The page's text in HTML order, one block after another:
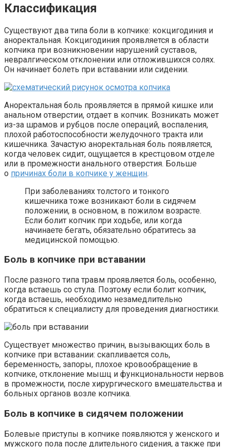
Классификация
Существуют два типа боли в копчике: кокцигодиния и
аноректальная. Кокцигодиния проявляется в области
копчика при возникновении нарушений суставов,
невралгическом отклонении или отложившихся солях.
Он начинает болеть при вставании или сидении.
Аноректальная боль проявляется в прямой кишке или
анальном отверстии, отдает в копчик. Возникать может
из-за шрамов и рубцов после операций, воспаления,
плохой работоспособности желудочного тракта или
кишечника. Зачастую аноректальная боль появляется,
когда человек сидит, ощущается в крестцовом отделе
или в промежности анального отверстия. Больше
о причинах боли в копчике у женщин.
При заболеваниях толстого и тонкого
кишечника тоже возникают боли в сидячем
положении, в основном, в пожилом возрасте.
Если болит копчик при ходьбе, или когда
начинаете бегать, обязательно обратитесь за
медицинской помощью.
Боль в копчике при вставании
После разного типа травм проявляется боль, особенно,
когда встаешь со стула. Поэтому если болит копчик,
когда встаешь, необходимо незамедлительно
обратиться к специалисту для проведения диагностики.
Существует множество причин, вызывающих боль в
копчике при вставании: скапливается соль,
беременность, запоры, плохое кровообращение в
копчике, отклонение мышц и функциональности нервов
в промежности, после хирургического вмешательства и
больных органов возле копчика.
Боль в копчике в сидячем положении
Болевые приступы в копчике появляются у женского и
мужского пола после длительного сидения, а также при